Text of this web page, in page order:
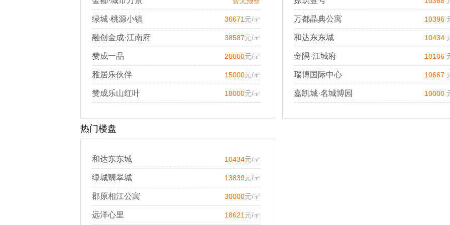
绿城·桃源小镇 36671 元/㎡
融创金成·江南府 38587元/㎡
赞成一品 20000元/㎡
雅居乐伙伴 15000元/㎡
赞成乐山红叶 18000元/㎡
万都晶典公寓 10396
和达东东城 10434
金隅·江城府 10106
瑞博国际中心 10667
嘉凯城·名城博园 10000
热门楼盘
和达东东城 10434元/㎡
绿城翡翠城 13839元/㎡
郡原相江公寓 30000元/㎡
远洋心里 18621 元/㎡